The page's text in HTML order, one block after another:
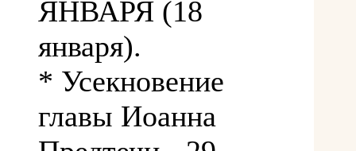
ЯНВАРЯ (18
января).
* Усекновение
главы Иоанна